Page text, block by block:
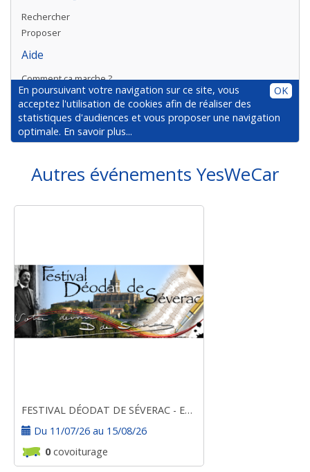
Autres événements YesWeCar
FESTIVAL DÉODAT DE SÉVERAC - ESTIVALES 2026
Du 11/07/26 au 15/08/26
0covoiturage